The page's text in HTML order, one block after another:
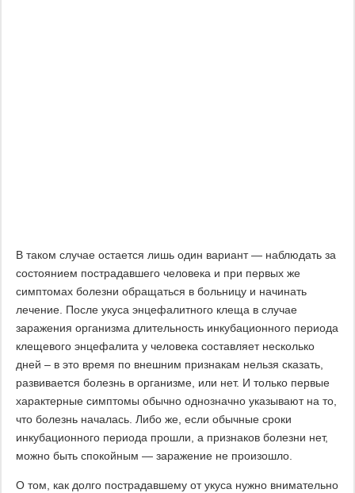
В таком случае остается лишь один вариант — наблюдать за
состоянием пострадавшего человека и при первых же
симптомах болезни обращаться в больницу и начинать
лечение. После укуса энцефалитного клеща в случае
заражения организма длительность инкубационного периода
клещевого энцефалита у человека составляет несколько
дней – в это время по внешним признакам нельзя сказать,
развивается болезнь в организме, или нет. И только первые
характерные симптомы обычно однозначно указывают на то,
что болезнь началась. Либо же, если обычные сроки
инкубационного периода прошли, а признаков болезни нет,
можно быть спокойным — заражение не произошло.
О том, как долго пострадавшему от укуса нужно внимательно